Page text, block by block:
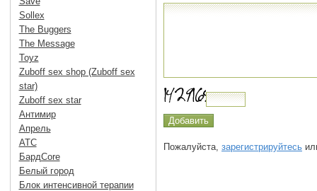
Пожалуйста, зарегистрируйтесь
Sollex
The Buggers
The Message
Toyz
Zuboff sex shop (Zuboff sex
star)
Zuboff sex star
Антимир
Апрель
АТС
БардCore
Белый город
Блок интенсивной терапии